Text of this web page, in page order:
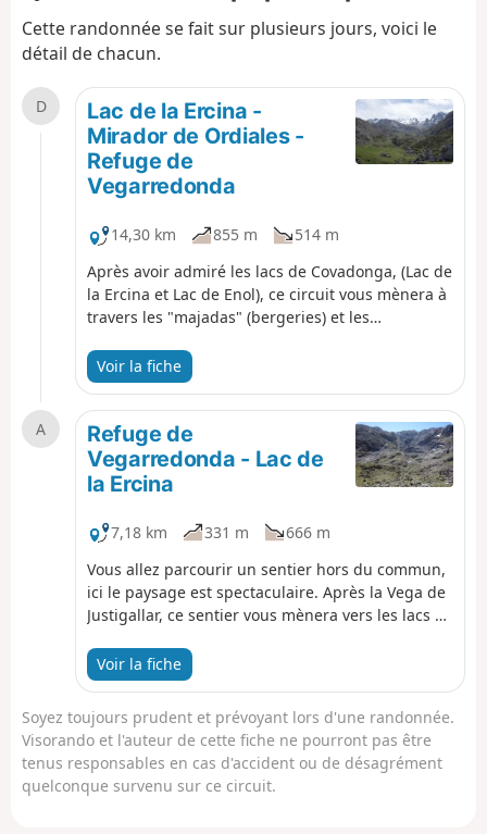
Cette randonnée se fait sur plusieurs jours, voici le
détail de chacun.
D
Lac de la Ercina -
Mirador de Ordiales -
Refuge de
Vegarredonda
14,30 km 855 m
514 m
Après avoir admiré les lacs de Covadonga, (Lac de
la Ercina et Lac de Enol), ce circuit vous mènera à
travers les "majadas" (bergeries) et les
au milieu de rochers calcaires au mirador de
Ordiales, où repose Pedro Pidal (Marquis de
Villaviciosa), initiateur de la création du parc
national des pics d'Europe et, premier alpiniste à
avoir escaladé en 1904, le Picu Urriellu (Naranjo
de Bulnes) en compagnie du berger Gregorio
Perez dit "El Cainejo".
Voir la fiche
A
Refuge de
Vegarredonda - Lac de
la Ercina
7,18 km 331 m
666 m
Vous allez parcourir un sentier hors du commun,
ici le paysage est spectaculaire. Après la Vega de
Justigallar, ce sentier vous mènera vers les lacs de
Vega el Texu.
Voir la fiche
Soyez toujours prudent et prévoyant lors d'une randonnée.
Visorando et l'auteur de cette fiche ne pourront pas être
tenus responsables en cas d'accident ou de désagrément
quelconque survenu sur ce circuit.